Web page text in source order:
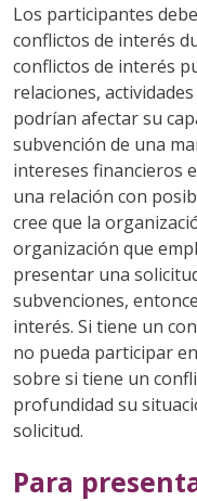
Los participantes
conflictos de interés
conflictos de interés
relaciones,
podrían afectar su
subvención de una
intereses financieros
una relación con
cree que la
organización que
presentar una
subvenciones,
interés. Si tiene un
no pueda participar
sobre si tiene un
profundidad su
solicitud.
Para